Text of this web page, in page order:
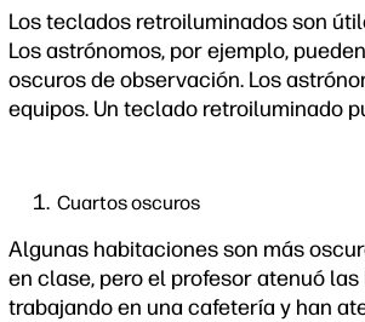
Los teclados retroiluminados son
Los astrónomos, por ejemplo,
oscuros de observación. Los
equipos. Un teclado retroiluminado
Cuartos oscuros
Algunas habitaciones son más
en clase, pero el profesor atenuó
trabajando en una cafetería y han